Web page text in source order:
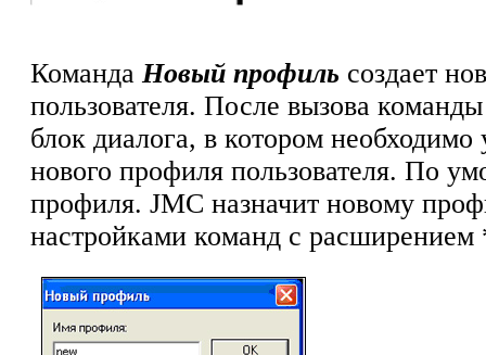
КомандаНовый профиль создает
пользователя. После вызова
блок диалога, в котором необходимо
нового профиля пользователя. По
профиля. JMC назначит новому
настройками команд с расширением